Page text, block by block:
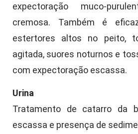
expectoração muco-
cremosa. Também é
estertores altos no peito,
agitada, suores noturnos e
com expectoração escassa.
Urina
Tratamento de catarro da
escassa e presença de